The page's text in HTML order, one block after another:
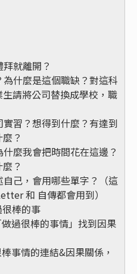
就離開？
什麼是這個職缺？對這科
請將公司替換成學校，職
習？想得到什麼？有達到
？
麼我會把時間花在這邊？
？
己，會用哪些單字？（這
和 自傳都會用到）
棒的事
過很棒的事情」找到因果
事情的連結&因果關係，